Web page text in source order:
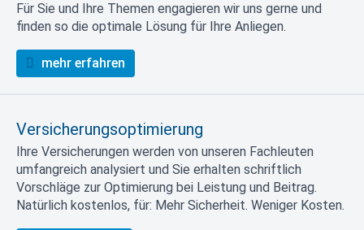
Für Sie und Ihre Themen engagieren wir uns gerne und
finden so die optimale Lösung für Ihre Anliegen.
mehr erfahren
Versicherungsoptimierung
Ihre Versicherungen werden von unseren Fachleuten
umfangreich analysiert und Sie erhalten schriftlich
Vorschläge zur Optimierung bei Leistung und Beitrag.
Natürlich kostenlos, für: Mehr Sicherheit. Weniger Kosten.